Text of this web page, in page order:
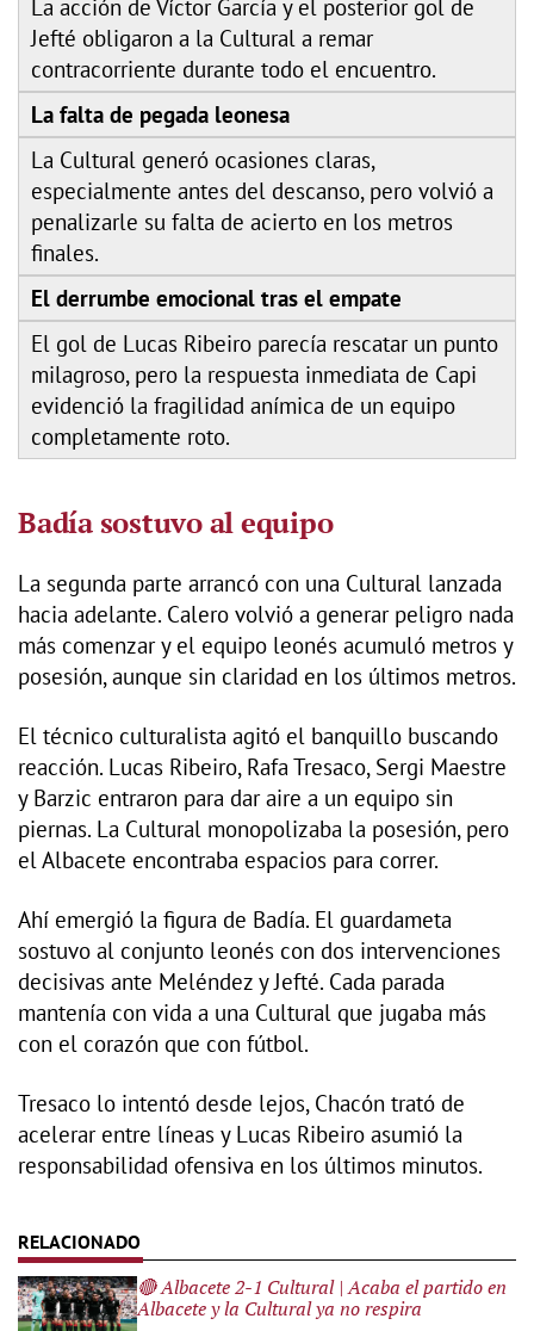
La acción de Víctor García y el posterior gol de
Jefté obligaron a la Cultural a remar
contracorriente durante todo el encuentro.
La falta de pegada leonesa
La Cultural generó ocasiones claras,
especialmente antes del descanso, pero volvió a
penalizarle su falta de acierto en los metros
finales.
El derrumbe emocional tras el empate
El gol de Lucas Ribeiro parecía rescatar un punto
milagroso, pero la respuesta inmediata de Capi
evidenció la fragilidad anímica de un equipo
completamente roto.
Badía sostuvo al equipo
La segunda parte arrancó con una Cultural lanzada
hacia adelante. Calero volvió a generar peligro nada
más comenzar y el equipo leonés acumuló metros y
posesión, aunque sin claridad en los últimos metros.
El técnico culturalista agitó el banquillo buscando
reacción. Lucas Ribeiro, Rafa Tresaco, Sergi Maestre
y Barzic entraron para dar aire a un equipo sin
piernas. La Cultural monopolizaba la posesión, pero
el Albacete encontraba espacios para correr.
Ahí emergió la figura de Badía. El guardameta
sostuvo al conjunto leonés con dos intervenciones
decisivas ante Meléndez y Jefté. Cada parada
mantenía con vida a una Cultural que jugaba más
con el corazón que con fútbol.
Tresaco lo intentó desde lejos, Chacón trató de
acelerar entre líneas y Lucas Ribeiro asumió la
responsabilidad ofensiva en los últimos minutos.
🔴 Albacete 2-1 Cultural | Acaba el partido en
Albacete y la Cultural ya no respira